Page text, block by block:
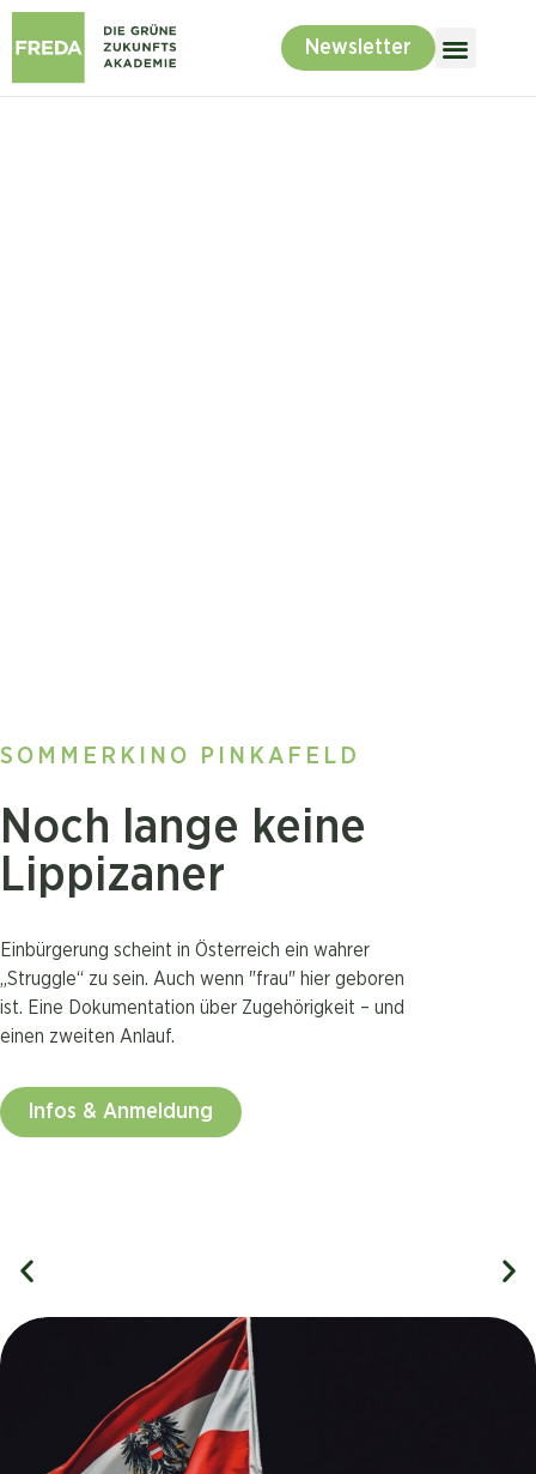
Newsletter
SOMMERKINO PINKAFELD
Noch lange keine
Lippizaner
Einbürgerung scheint in Österreich ein wahrer
„Struggle“ zu sein. Auch wenn "frau" hier geboren
ist. Eine Dokumentation über Zugehörigkeit – und
einen zweiten Anlauf.
Infos & Anmeldung